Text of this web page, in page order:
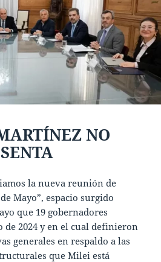
NO
la nueva reunión de
Mayo”, espacio surgido
que 19 gobernadores
2024 y en el cual definieron
generales en respaldo a las
que Milei está